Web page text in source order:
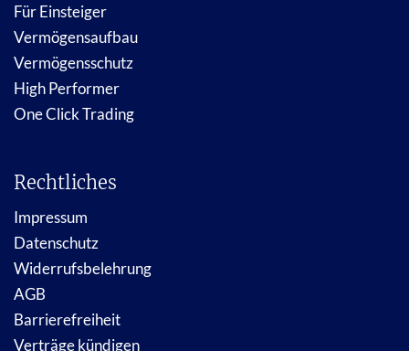
Für Einsteiger
Vermögensaufbau
Vermögensschutz
High Performer
One Click Trading
Rechtliches
Impressum
Datenschutz
Widerrufsbelehrung
AGB
Barrierefreiheit
Verträge kündigen